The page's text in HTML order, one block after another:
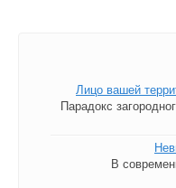
Лицо вашей
Парадокс
В